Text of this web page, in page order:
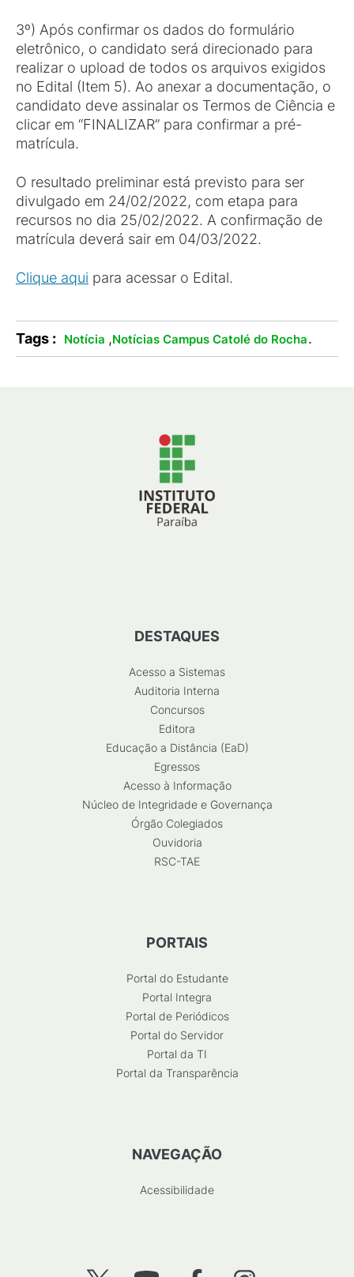
3º) Após confirmar os dados do formulário
eletrônico, o candidato será direcionado para
realizar o upload de todos os arquivos exigidos
no Edital (Item 5). Ao anexar a documentação, o
candidato deve assinalar os Termos de Ciência e
clicar em “FINALIZAR” para confirmar a pré-
matrícula.
O resultado preliminar está previsto para ser
divulgado em 24/02/2022, com etapa para
recursos no dia 25/02/2022. A confirmação de
matrícula deverá sair em 04/03/2022.
Clique aqui para acessar o Edital.
Tags : Notícia ,Notícias Campus Catolé do Rocha.
DESTAQUES
Acesso a Sistemas
Auditoria Interna
Concursos
Editora
Educação a Distância (EaD)
Egressos
Acesso à Informação
Núcleo de Integridade e Governança
Órgão Colegiados
Ouvidoria
RSC-TAE
PORTAIS
Portal do Estudante
Portal Integra
Portal de Periódicos
Portal do Servidor
Portal da TI
Portal da Transparência
NAVEGAÇÃO
Acessibilidade